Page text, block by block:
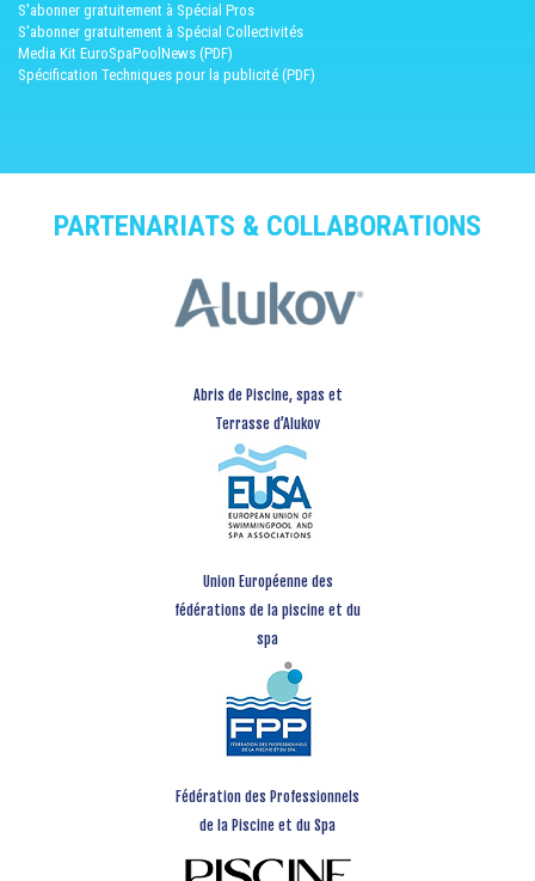
S'abonner gratuitement à Spécial Pros
S'abonner gratuitement à Spécial Collectivités
Media Kit EuroSpaPoolNews (PDF)
Spécification Techniques pour la publicité (PDF)
PARTENARIATS & COLLABORATIONS
Abris de Piscine, spas et
Terrasse d’Alukov
Union Européenne des
fédérations de la piscine et du
spa
Fédération des Professionnels
de la Piscine et du Spa